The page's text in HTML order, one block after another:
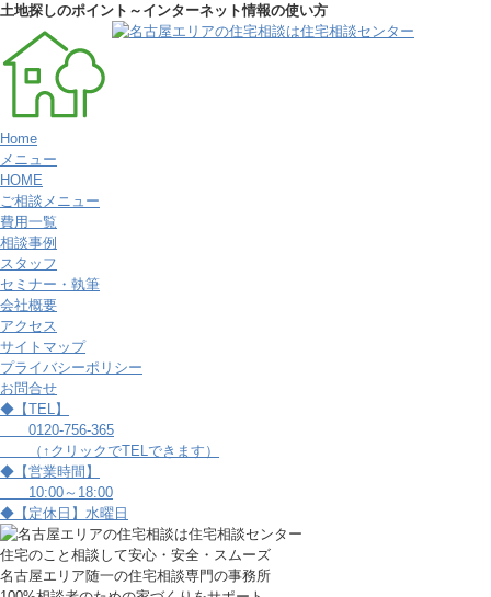
土地探しのポイント～インターネット情報の使い方
Home
メニュー
HOME
ご相談メニュー
費用一覧
相談事例
スタッフ
セミナー・執筆
会社概要
アクセス
サイトマップ
プライバシーポリシー
お問合せ
◆【TEL】
0120-756-365
（↑クリックでTELできます）
◆【営業時間】
10:00～18:00
◆【定休日】水曜日
住宅のこと相談して安心・安全・スムーズ
名古屋エリア随一の住宅相談専門の事務所